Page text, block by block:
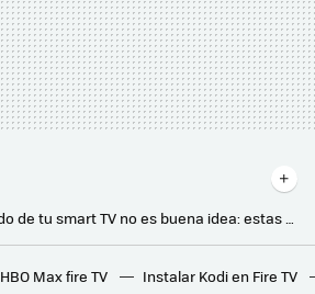
Poner el router al lado de tu smart TV no es buena idea: estas son las razones
Cuándo merece la pena conectar tu smart TV al router con cable Ethernet
Demi Moore no es la única estrella de los 80 que ha perdido el Óscar cuando estaba a punto de conseguirlo. Se une a un club al que también pertenecen Tom Cruise y Sylvester Stallone
HBO Max fire TV Instalar Kodi en Fire TV